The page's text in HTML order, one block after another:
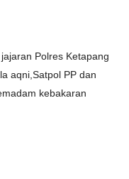
Polres Ketapang
aqni,Satpol PP dan
kebakaran